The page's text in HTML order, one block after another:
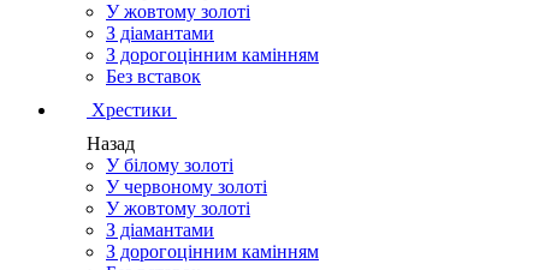
У жовтому золоті
З діамантами
З дорогоцінним камінням
Без вставок
Хрестики
Назад
У білому золоті
У червоному золоті
У жовтому золоті
З діамантами
З дорогоцінним камінням